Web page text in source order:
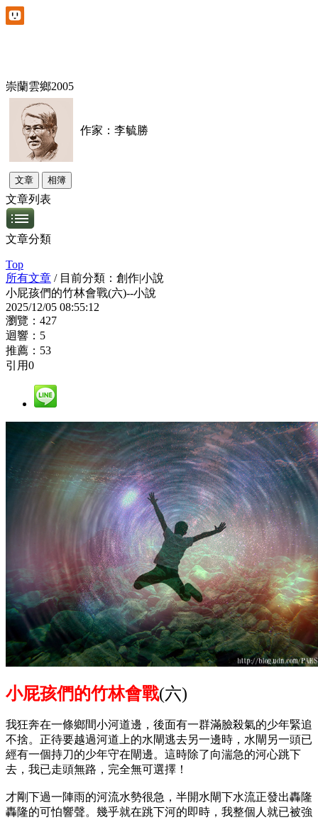
崇蘭雲鄉2005
作家：李毓勝
文章 相簿
文章列表
文章分類
Top
所有文章 /目前分類：創作|小說
小屁孩們的竹林會戰(六)--小說
2025/12/05 08:55:12
瀏覽： 427
迴響： 5
推薦： 53
引用0
小屁孩們的竹林會戰(六)
我狂奔在一條鄉間小河道邊，後面有一群滿臉殺氣的少年緊追
不捨。正待要越過河道上的水閘逃去另一邊時，水閘另一頭已
經有一個持刀的少年守在閘邊。這時除了向湍急的河心跳下
去，我已走頭無路，完全無可選擇！
才剛下過一陣雨的河流水勢很急，半開水閘下水流正發出轟隆
轟隆的可怕響聲。幾乎就在跳下河的即時，我整個人就已被強